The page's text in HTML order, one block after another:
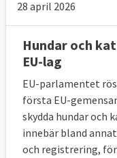
28 april 2026
Hundar och
EU-lag
EU-parlamentet
första EU-
skydda hundar och
innebär bland
och registrering,